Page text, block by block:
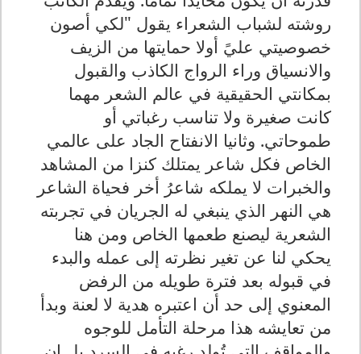
روشته لشباب الشعراء يقول "لكي أصون
خصوصيتي عليً أولا حمايتها من الزيف
والانسياق وراء الرواج الكاذب والقبول
بمكانتي الحقيقية في عالم الشعر مهما
كانت صغيرة ولا تناسب رغباتي أو
طموحاتي. وثانيا الانفتاح الجاد على عالمي
الخاص فكل شاعر يمتلك كنزا من المشاهد
والخبرات لا يملكه شاعرُ أخر فحياة الشاعر
هي النهر الذي ينبغي له الجريان في تجربته
الشعرية ليصنع طعمها الخاص ومن هنا
يحكي لنا عن تغير نظرته إلى عمله والبدء
في قبوله بعد فترة طويله من الرفض
المعنوي إلى حد أن اعتبره هدية لا لعنة وبدأ
من تعايشه هذا مرحلة التأمل للوجوه